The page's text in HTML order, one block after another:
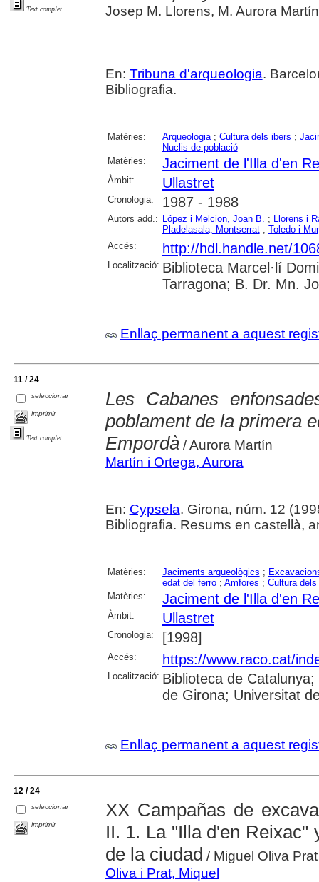
Text complet Josep M. Llorens, M. Aurora
En: Tribuna d'arqueologia.
Bibliografia.
Matèries: Arqueologia; Cultura dels ibers ;
Nuclis de població
Matèries:
Jaciment de l'Illa d'en
Àmbit: Ullastret
Cronologia: 1987 - 1988
Autors add.: López i Melcion, Joan B. ; Llorens i
Pladelasala, Montserrat; Toledo i
Accés:
http://hdl.handle.net/
Localització: Biblioteca Marcel·lí
Tarragona; B. Dr. Mn.
Enllaç permanent a aquest
11 / 24
seleccionar
imprimir
Text complet
Les Cabanes
poblament de la primera
Empordà/ Aurora Martín
Martín i Ortega, Aurora
En: Cypsela. Girona, núm. 12
Bibliografia. Resums en castellà,
Matèries: Jaciments arqueològics ;
edat del ferro; Amfores ; Cultura dels
Matèries:
Jaciment de l'Illa d'en
Àmbit: Ullastret
Cronologia: [1998]
Accés: https://www.raco.cat/
Localització: Biblioteca de
de Girona; Universitat
Enllaç permanent a aquest
12 / 24
seleccionar
imprimir
XX Campañas de
II. 1. La "Illa d'en Reixac"
de la ciudad / Miguel Oliva Prat
Oliva i Prat, Miquel